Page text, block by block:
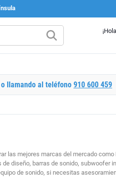
llamando al teléfono 910 600 459
las mejores marcas del mercado como
diseño, barras de sonido, subwoofer
de sonido, si necesitas